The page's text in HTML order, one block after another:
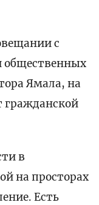
с
общественных
Ямала, на
гражданской
в
на просторах
Есть